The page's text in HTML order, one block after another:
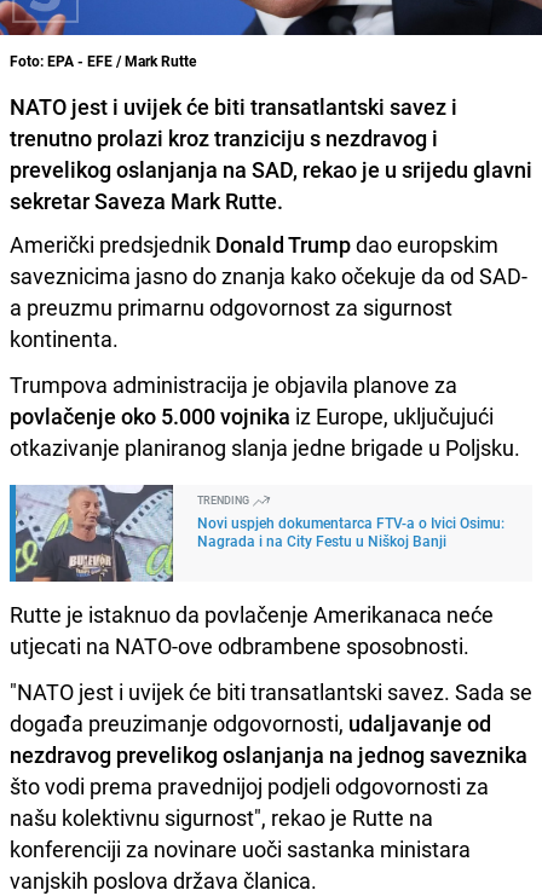
Foto: EPA - EFE / Mark Rutte
NATO jest i uvijek će biti transatlantski savez i
trenutno prolazi kroz tranziciju s nezdravog i
prevelikog oslanjanja na SAD, rekao je u srijedu glavni
sekretar Saveza Mark Rutte.
Američki predsjednik Donald Trumpdao europskim
saveznicima jasno do znanja kako očekuje da od SAD-
a preuzmu primarnu odgovornost za sigurnost
kontinenta.
Trumpova administracija je objavila planove za
povlačenje oko 5.000 vojnika iz Europe, uključujući
otkazivanje planiranog slanja jedne brigade u Poljsku.
TRENDING
Novi uspjeh dokumentarca FTV-a o Ivici Osimu:
Nagrada i na City Festu u Niškoj Banji
Rutte je istaknuo da povlačenje Amerikanaca neće
utjecati na NATO-ove odbrambene sposobnosti.
"NATO jest i uvijek će biti transatlantski savez. Sada se
događa preuzimanje odgovornosti, udaljavanje od
nezdravog prevelikog oslanjanja na jednog saveznika
što vodi prema pravednijoj podjeli odgovornosti za
našu kolektivnu sigurnost", rekao je Rutte na
konferenciji za novinare uoči sastanka ministara
vanjskih poslova država članica.